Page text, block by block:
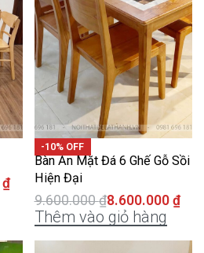
₫
-10% OFF
Bàn Ăn Mặt Đá 6 Ghế Gỗ Sồi
Hiện Đại
9.600.000₫8.600.000 ₫
Thêm vào giỏ hàng